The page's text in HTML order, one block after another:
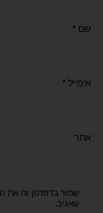
שם*
אימייל*
אתר
שמור בדפדפן זה את
שאגיב.